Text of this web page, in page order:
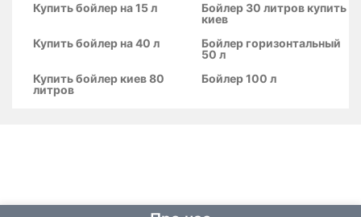
Купить бойлер на 15 л
Бойлер 30 литров купить
киев
Купить бойлер на 40 л
Бойлер горизонтальный
50 л
Купить бойлер киев 80
литров
Бойлер 100 л